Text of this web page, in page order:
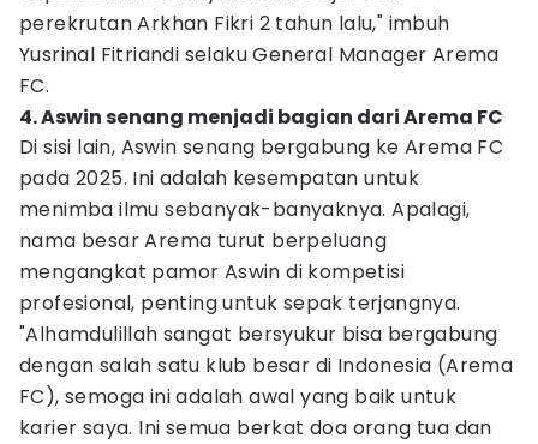
perekrutan Arkhan Fikri 2 tahun lalu," imbuh
Yusrinal Fitriandi selaku General Manager Arema
FC.
4. Aswin senang menjadi bagian dari Arema FC
Di sisi lain, Aswin senang bergabung ke Arema FC
pada 2025. Ini adalah kesempatan untuk
menimba ilmu sebanyak-banyaknya. Apalagi,
nama besar Arema turut berpeluang
mengangkat pamor Aswin di kompetisi
profesional, penting untuk sepak terjangnya.
"Alhamdulillah sangat bersyukur bisa bergabung
dengan salah satu klub besar di Indonesia (Arema
FC), semoga ini adalah awal yang baik untuk
karier saya. Ini semua berkat doa orang tua dan